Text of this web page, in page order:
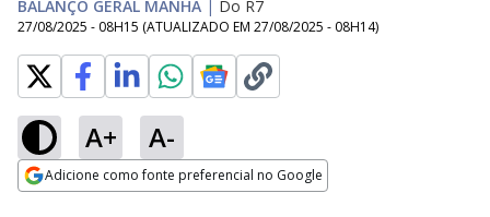
BALANÇO GERAL MANHÃ | Do R7
27/08/2025 - 08H15 (ATUALIZADO EM 27/08/2025 - 08H14)
A+ A-
Adicione como fonte preferencial no Google
Ativar
Loaded:
43.86%